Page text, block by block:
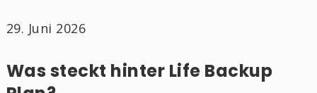
29. Juni 2026
Was steckt hinter Life Backup